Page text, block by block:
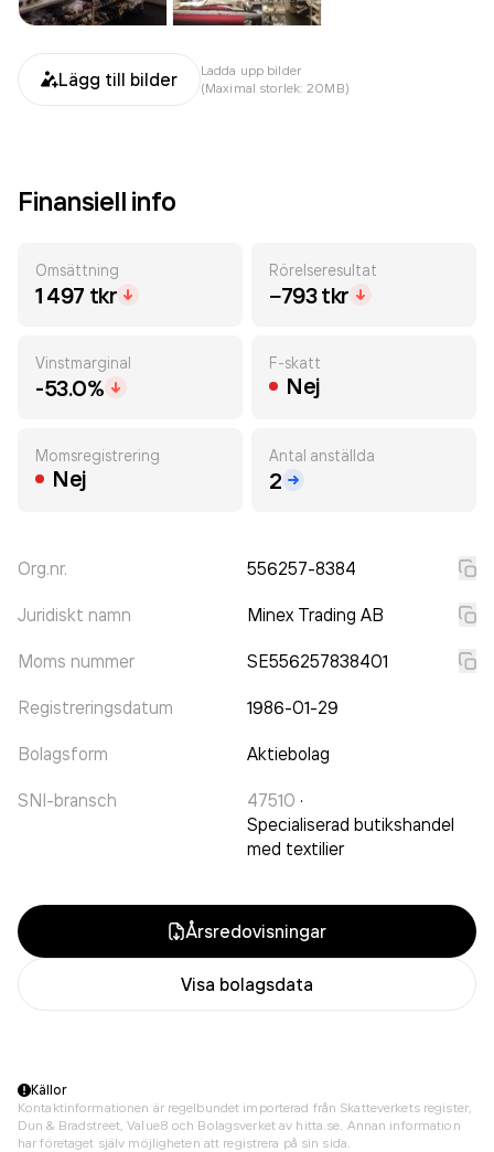
Lägg till bilder
Ladda upp bilder
(Maximal storlek: 20MB)
Finansiell info
Omsättning
1 497 tkr
Rörelseresultat
−793 tkr
Vinstmarginal
-53.0%
F-skatt
Nej
Momsregistrering
Nej
Antal anställda
2
Org.nr. 556257-8384
Juridiskt namn Minex Trading AB
Moms nummer SE556257838401
Registreringsdatum 1986-01-29
Bolagsform Aktiebolag
SNI-bransch 47510 ·
Specialiserad butikshandel
med textilier
Årsredovisningar
Visa bolagsdata
Källor
Kontaktinformationen är regelbundet importerad från Skatteverkets register,
Dun & Bradstreet, Value8 och Bolagsverket av hitta.se. Annan information
har företaget själv möjligheten att registrera på sin sida.